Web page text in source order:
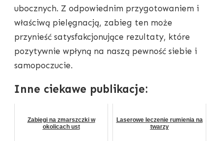
ubocznych. Z odpowiednim przygotowaniem i
właściwą pielęgnacją, zabieg ten może
przynieść satysfakcjonujące rezultaty, które
pozytywnie wpłyną na naszą pewność siebie i
samopoczucie.
Inne ciekawe publikacje:
Zabiegi na zmarszczki w
okolicach ust
Laserowe leczenie rumienia na
twarzy